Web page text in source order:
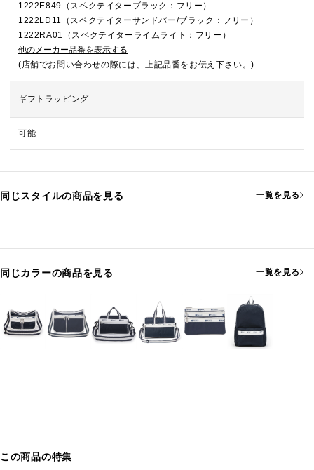
1222E849（スペクテイターブラック：フリー）
1222LD11（スペクテイターサンドバー/ブラック：フリー）
1222RA01（スペクテイターライムライト：フリー）
他のメーカー品番を表示する
(店舗でお問い合わせの際には、上記品番をお伝え下さい。)
ギフトラッピング
可能
同じスタイルの商品を見る 一覧を見る
同じカラーの商品を見る 一覧を見る
この商品の特集